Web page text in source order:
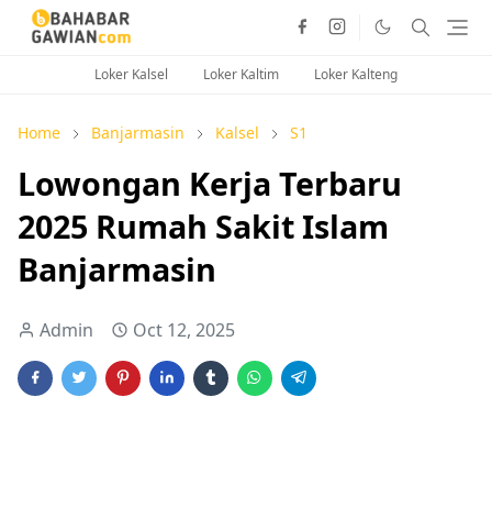
Loker Kalsel Loker Kaltim Loker Kalteng
Home Banjarmasin Kalsel S1
Lowongan Kerja Terbaru
2025 Rumah Sakit Islam
Banjarmasin
Admin Oct 12, 2025